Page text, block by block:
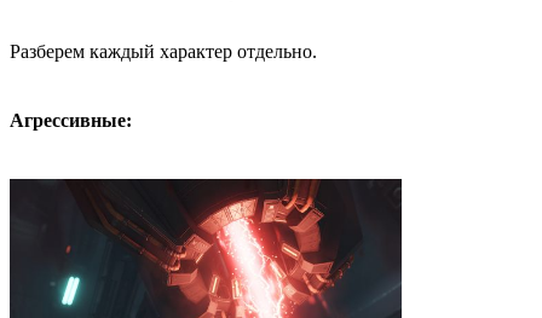
Разберем каждый характер отдельно.
Агрессивные: